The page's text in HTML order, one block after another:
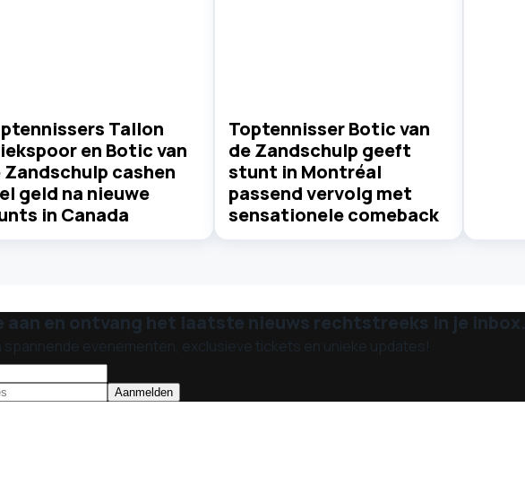
Tallon
en Botic van
Zandschulp cashen
geld na nieuwe
in Canada
Toptennisser Botic van
de Zandschulp geeft
stunt in Montréal
passend vervolg met
sensationele comeback
aan en ontvang het laatste nieuws rechtstreeks in je inbox.
spannende evenementen, exclusieve tickets en unieke updates!